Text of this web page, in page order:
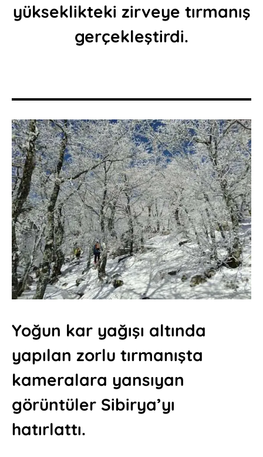
yükseklikteki zirveye tırmanış
gerçekleştirdi.
Yoğun kar yağışı altında
yapılan zorlu tırmanışta
kameralara yansıyan
görüntüler Sibirya’yı
hatırlattı.